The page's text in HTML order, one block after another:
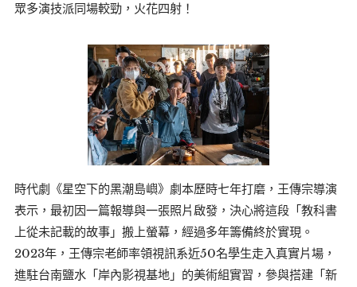
眾多演技派同場較勁，火花四射！
時代劇《星空下的黑潮島嶼》劇本歷時七年打磨，王傳宗導演
表示，最初因一篇報導與一張照片啟發，決心將這段「教科書
上從未記載的故事」搬上螢幕，經過多年籌備終於實現。
2023年，王傳宗老師率領視訊系近50名學生走入真實片場，
進駐台南鹽水「岸內影視基地」的美術組實習，參與搭建「新